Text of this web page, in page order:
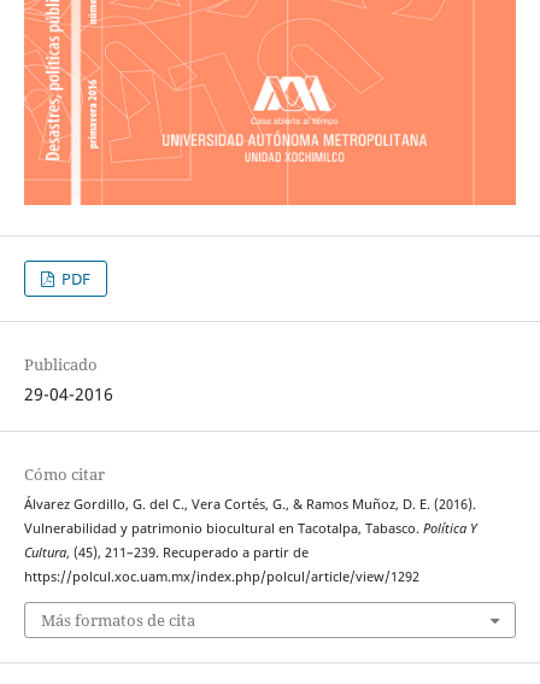
PDF
Publicado
29-04-2016
Cómo citar
Álvarez Gordillo, G. del C., Vera Cortés, G., & Ramos Muñoz, D. E. (2016).
Vulnerabilidad y patrimonio biocultural en Tacotalpa, Tabasco. Política Y
Cultura, (45), 211–239. Recuperado a partir de
https://polcul.xoc.uam.mx/index.php/polcul/article/view/1292
Más formatos de cita